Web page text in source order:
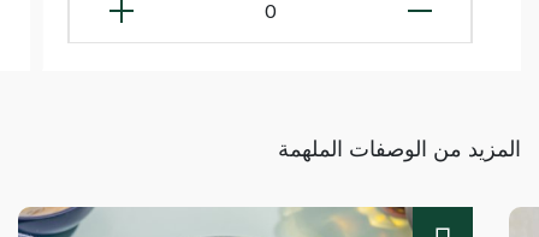
0
المزيد من الوصفات الملهمة